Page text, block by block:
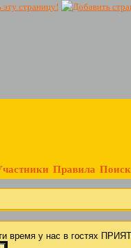
Правила Поиск
время у нас в гостях